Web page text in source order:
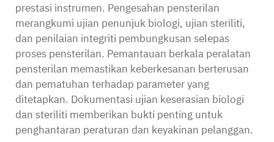
prestasi instrumen. Pengesahan pensterilan
merangkumi ujian penunjuk biologi, ujian steriliti,
dan penilaian integriti pembungkusan selepas
proses pensterilan. Pemantauan berkala peralatan
pensterilan memastikan keberkesanan berterusan
dan pematuhan terhadap parameter yang
ditetapkan. Dokumentasi ujian keserasian biologi
dan steriliti memberikan bukti penting untuk
penghantaran peraturan dan keyakinan pelanggan.